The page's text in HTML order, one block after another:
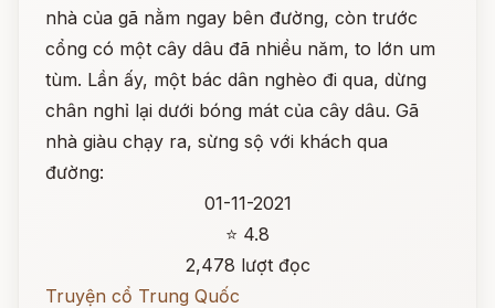
nhà của gã nằm ngay bên đường, còn trước
cổng có một cây dâu đã nhiều năm, to lớn um
tùm. Lần ấy, một bác dân nghèo đi qua, dừng
chân nghỉ lại dưới bóng mát của cây dâu. Gã
nhà giàu chạy ra, sừng sộ với khách qua
đường:
01-11-2021
⭐ 4.8
2,478 lượt đọc
Truyện cổ Trung Quốc